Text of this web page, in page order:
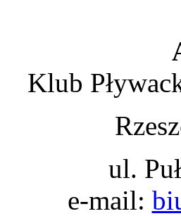
Klub
ul.
e-mail: